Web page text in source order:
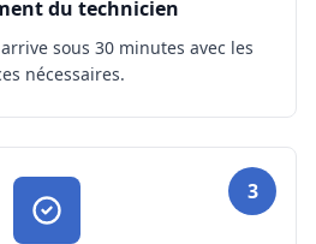
du technicien
sous 30 minutes avec les
nécessaires.
3